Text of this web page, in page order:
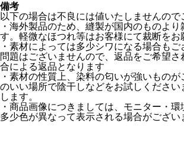
備考
以下の場合は不良には値いたしませんの
・海外製品のため、縫製が国内のものより
す。軽微なほつれ等はお客様にて裁断をお
・素材によっては多少シワになる場合も
問題はございませんので、返品をご希望
合による返品となります
・素材の性質上、染料の匂いが強いもの
のいい場所で陰干しなどをお試しください
します。
・商品画像につきましては、モニター・
多少色が異なって表示される場合がござい